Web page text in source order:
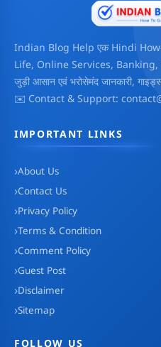
Indian Blog Help एक Hindi
Life, Online Services,
जुड़ी आसान एवं भरोसेमंद जानकारी,
✉️ Contact & Support:
IMPORTANT LINKS
About Us
Contact Us
Privacy Policy
Terms & Condition
Comment Policy
Guest Post
Disclaimer
Sitemap
FOLLOW US